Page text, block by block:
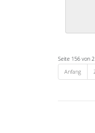
Seite 156 von
Anfang